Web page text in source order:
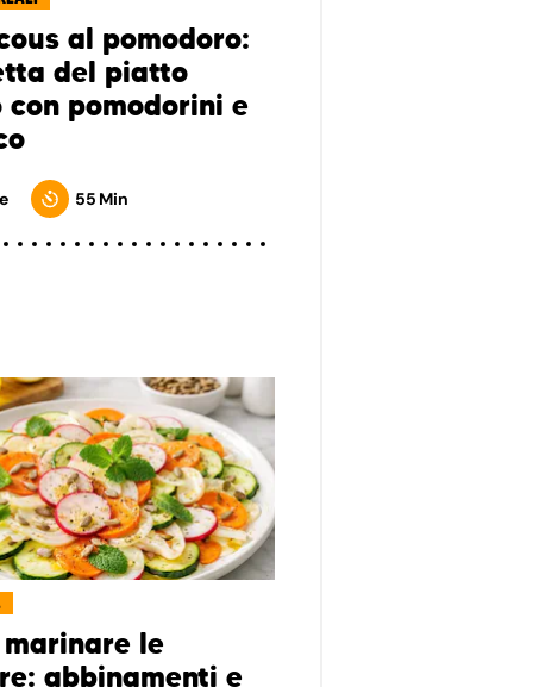
al pomodoro:
del piatto
con pomodorini e
55 Min
marinare le
abbinamenti e